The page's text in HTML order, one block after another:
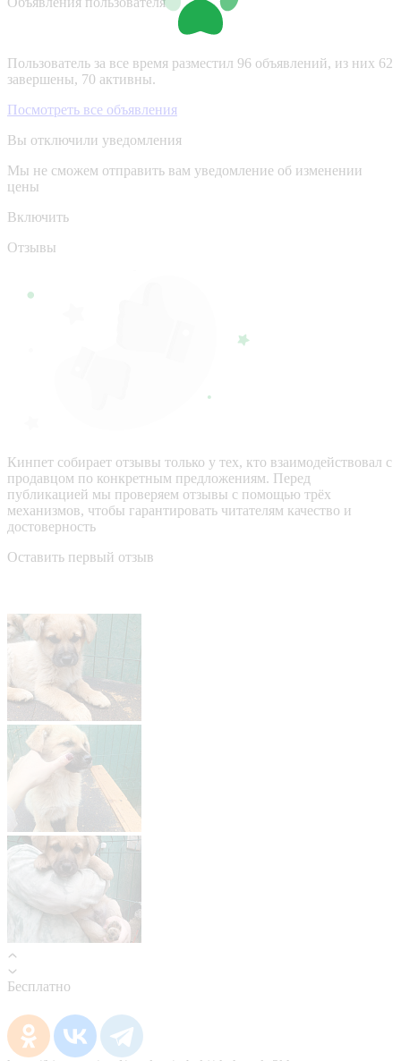
Пользователь за все время разместил 96 объявлений, из них 62
завершены, 70 активны.
Посмотреть все объявления
Вы отключили уведомления
Мы не сможем отправить вам уведомление об изменении
цены
Включить
Отзывы
Кинпет собирает отзывы только у тех, кто взаимодействовал с
продавцом по конкретным предложениям. Перед
публикацией мы проверяем отзывы с помощью трёх
механизмов, чтобы гарантировать читателям качество и
достоверность
Оставить первый отзыв
Бесплатно